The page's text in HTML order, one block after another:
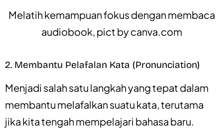
Melatih kemampuan fokus dengan membaca
audiobook, pict bycanva.com
2. Membantu Pelafalan Kata (Pronunciation)
Menjadi salah satu langkah yang tepat dalam
membantu melafalkan suatu kata, terutama
jika kita tengah mempelajari bahasa baru.